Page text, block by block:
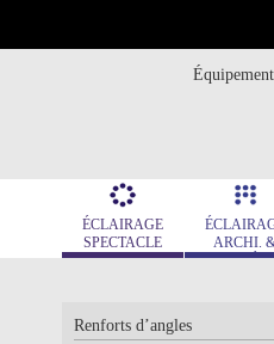
ÉCLAIRAGE
SPECTACLE
ARCHI.
MUSÉO.
Renforts d’angles